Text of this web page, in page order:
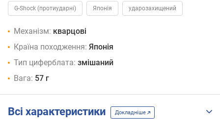
G-Shock (протиударні) Японія ударозахищений
Механізм: кварцові
Країна походження: Японія
Тип циферблата: змішаний
Вага: 57 г
Всі характеристики Докладніше